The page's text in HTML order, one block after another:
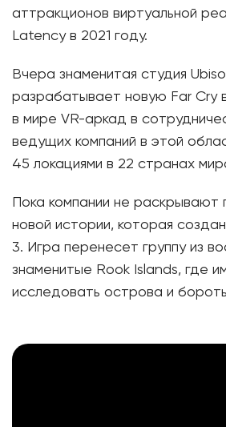
аттракционов виртуальной
Latency в 2021 году.
Вчера знаменитая студия
разрабатывает новую Far Cry
в мире VR-аркад в
ведущих компаний в этой
45 локациями в 22 странах
Пока компании не раскрывают
новой истории, которая
3. Игра перенесет группу из
знаменитые Rook Islands, где
исследовать острова и